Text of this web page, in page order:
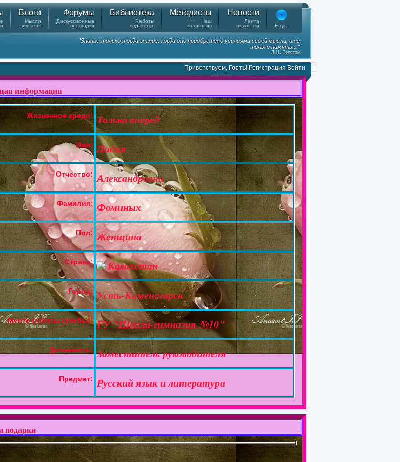
Блоги
Мысли
учителя
Форумы
Дискуссионные
площадки
Библиотека
Работы
педагогов
Методисты
Наш
коллектив
Новости
Лента
новостей
Ещё..
"Знание только тогда знание, когда оно приобретено усилиями своей мысли, а не
только памятью."
Л.Н. Толстой
Приветствуем, Гость! Регистрация Войти
информация
Жизненное кредо: Только вперед
Имя: Лидия
Отчество: Александровна
Фамилия: Фоминых
Пол: Женщина
Страна: Казахстан
Город: Усть-Каменогорск
Место работы (учебы): ГУ "Школа-гимназия №10"
Должность: Заместитель руководителя
Предмет: Русский язык и литература
подарки